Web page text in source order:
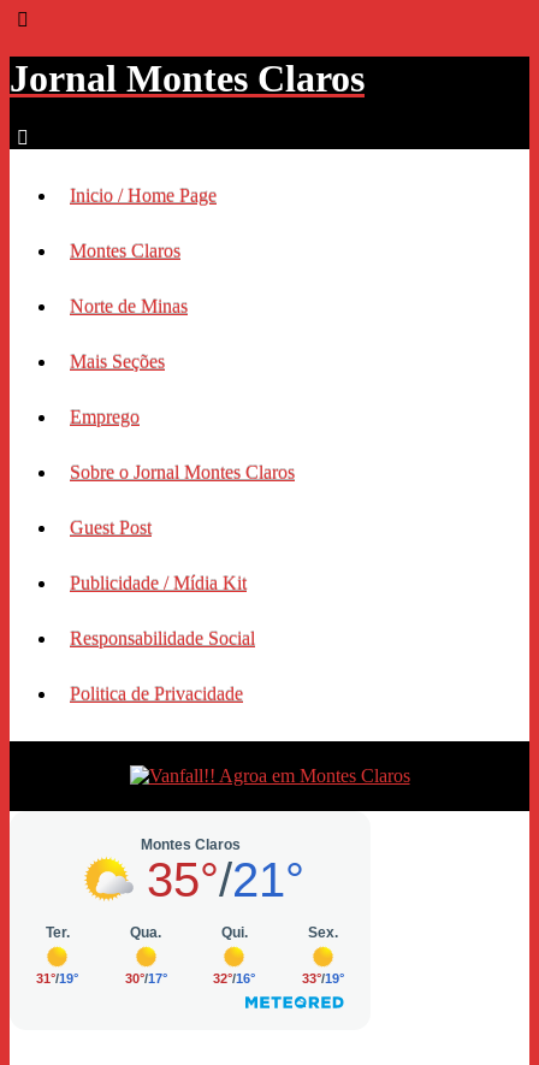
Jornal Montes Claros
Inicio / Home Page
Montes Claros
Norte de Minas
Mais Seções
Emprego
Sobre o Jornal Montes Claros
Guest Post
Publicidade / Mídia Kit
Responsabilidade Social
Politica de Privacidade